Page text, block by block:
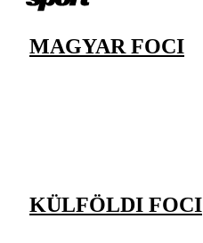
MAGYAR FOCI
KÜLFÖLDI FOCI